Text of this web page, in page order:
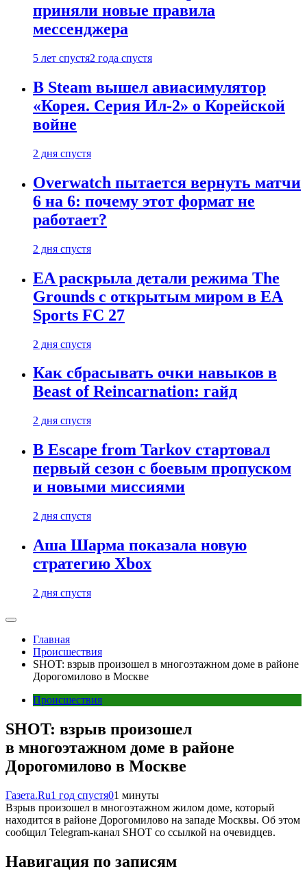
приняли новые правила
мессенджера
5 лет спустя2 года спустя
В Steam вышел авиасимулятор
«Корея. Серия Ил-2» о Корейской
войне
2 дня спустя
Overwatch пытается вернуть матчи
6 на 6: почему этот формат не
работает?
2 дня спустя
EA раскрыла детали режима The
Grounds с открытым миром в EA
Sports FC 27
2 дня спустя
Как сбрасывать очки навыков в
Beast of Reincarnation: гайд
2 дня спустя
В Escape from Tarkov стартовал
первый сезон с боевым пропуском
и новыми миссиями
2 дня спустя
Аша Шарма показала новую
стратегию Xbox
2 дня спустя
Главная
Происшествия
SHOT: взрыв произошел в многоэтажном доме в районе
Дорогомилово в Москве
Происшествия
SHOT: взрыв произошел
в многоэтажном доме в районе
Дорогомилово в Москве
Газета.Ru1 год спустя01 минуты
Взрыв произошел в многоэтажном жилом доме, который
находится в районе Дорогомилово на западе Москвы. Об этом
сообщил Telegram-канал SHOT со ссылкой на очевидцев.
Навигация по записям